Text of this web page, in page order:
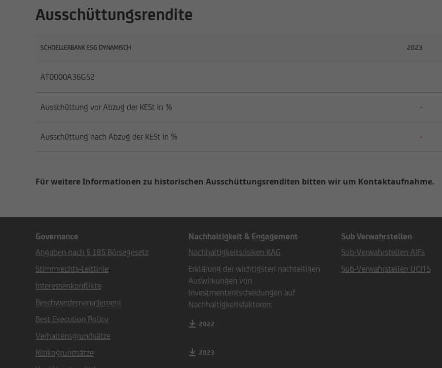
Ausschüttungsrendite
SCHOELLERBANK ESG DYNAMISCH 2023
AT0000A36G52
Ausschüttung vor Abzug der KESt in % -
Ausschüttung nach Abzug der KESt in % -
Für weitere Informationen zu historischen Ausschüttungsrenditen bitten wir um Kontaktaufnahme.
Governance
Angaben nach § 185 Börsegesetz
Stimmrechts-Leitlinie
Interessenkonflikte
Beschwerdemanagement
Best Execution Policy
Verhaltensgrundsätze
Risikogrundsätze
Nachhaltigkeit & Engagement
Nachhaltigkeitsrisiken KAG
Erklärung der wichtigsten nachteiligen
Auswirkungen von
Investmententscheidungen auf
Nachhaltigkeitsfaktoren:
2022
2023
Sub Verwahrstellen
Sub-Verwahrstellen AIFs
Sub-Verwahrstellen UCITS